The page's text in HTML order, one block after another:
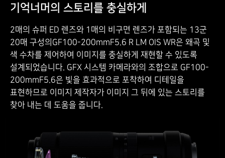
기억너머의 스토리를 충실하게
2매의 슈퍼 ED 렌즈와 1매의 비구면 렌즈가 포함되는 13군
20매 구성의GF100-200mmF5.6 R LM OIS WR은 왜곡 및
색 수차를 제어하여 이미지를 충실하게 재현할 수 있도록
설계되었습니다. GFX 시스템 카메라와의 조합으로 GF100-
200mmF5.6은 빛을 효과적으로 포착하여 디테일을
표현하므로 이미지 제작자가 이미지 그 뒤에 있는 스토리를
찾아 내는 데 도움을 줍니다.